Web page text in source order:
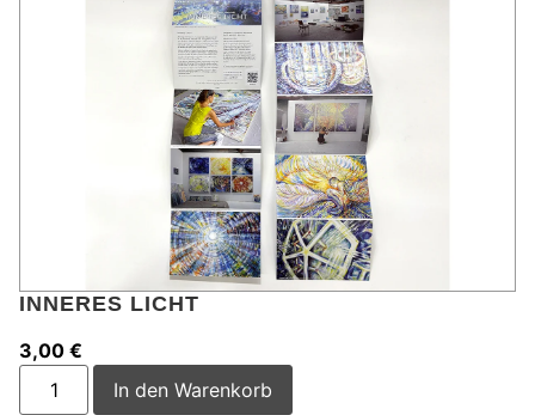
INNERES LICHT
3,00 €
In den Warenkorb